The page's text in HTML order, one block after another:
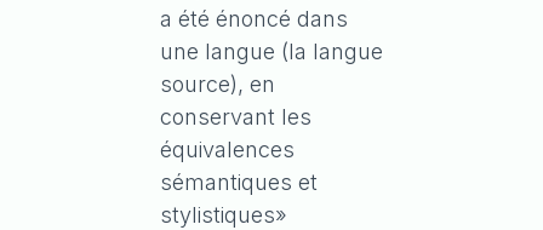
a été énoncé dans
une langue (la langue
source), en
conservant les
équivalences
sémantiques et
stylistiques»